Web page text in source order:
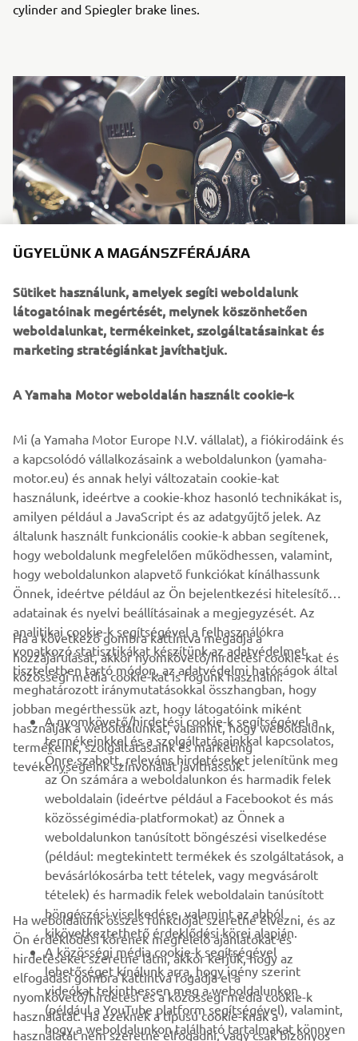
cylinder and Spiegler brake lines.
An RSD cable clutch perch and Barnett custom clutch cable
keep the gears in check and RSD Nostalgia handlebar
give the rider total control. An Öhlins front fork cartridge
The stunning look of the ‘Faster Wasp’ is perfectly
detailed with a custom leather seat by Bitchin Seat Co.,
that amazing yellow and black colour scheme by Airtrix
and Cerakote by Specialized Coatings.
For more information, please visitrolandsands.com
VÁLLALATI
B2B
TÖBB YAMAHA
TÁMOGATÁS
HÍRLEVÉL
Legyél az elsők között, aki a legújabb ajánlatokról, különleges
eseményekről, újdonságokról stb. értesül.
ELŐFIZETÉS
Olvassa el Adatvédelmi szabályzatunkat, hogy megtudja, hogyan
ÜGYELÜNK A MAGÁNSZFÉRÁJÁRA
Sütiket használunk, amelyek segíti weboldalunk
látogatóinak megértését, melynek köszönhetően
weboldalunkat, termékeinket, szolgáltatásainkat és
marketing stratégiánkat javíthatjuk.
A Yamaha Motor weboldalán használt cookie-k
Mi (a Yamaha Motor Europe N.V. vállalat), a fiókirodáink és
a kapcsolódó vállalkozásaink a weboldalunkon (yamaha-
motor.eu) és annak helyi változatain cookie-kat
használunk, ideértve a cookie-khoz hasonló technikákat is,
amilyen például a JavaScript és az adatgyűjtő jelek. Az
általunk használt funkcionális cookie-k abban segítenek,
hogy weboldalunk megfelelően működhessen, valamint,
hogy weboldalunkon alapvető funkciókat kínálhassunk
Önnek, ideértve például az Ön bejelentkezési hitelesítő
adatainak és nyelvi beállításainak a megjegyzését. Az
analitikai cookie-k segítségével a felhasználókra
vonatkozó statisztikákat készítünk az adatvédelmet
tiszteletben tartó módon, az adatvédelmi hatóságok által
meghatározott iránymutatásokkal összhangban, hogy
jobban megérthessük azt, hogy látogatóink miként
használják a weboldalunkat, valamint, hogy weboldalunk,
termékeink, szolgáltatásaink és marketing
tevékenységeink színvonalát javíthassuk.
Ha a következő gombra kattintva megadja a
hozzájárulását, akkor nyomkövető/hirdetési cookie-kat és
közösségi média cookie-kat is fogunk használni:
A nyomkövető/hirdetési cookie-k segítségével a
termékeinkkel és a szolgáltatásainkkal kapcsolatos,
Önre szabott, releváns hirdetéseket jelenítünk meg
az Ön számára a weboldalunkon és harmadik felek
weboldalain (ideértve például a Facebookot és más
közösségimédia-platformokat) az Önnek a
weboldalunkon tanúsított böngészési viselkedése
(például: megtekintett termékek és szolgáltatások, a
bevásárlókosárba tett tételek, vagy megvásárolt
tételek) és harmadik felek weboldalain tanúsított
böngészési viselkedése, valamint az abból
kikövetkeztethető érdeklődési körei alapján.
A közösségi média cookie-k segítségével
lehetőséget kínálunk arra, hogy igény szerint
videókat tekinthessen meg a weboldalunkon
(például a YouTube platform segítségével), valamint,
hogy a weboldalunkon található tartalmakat könnyen
Ha weboldalunk összes funkcióját szeretné élvezni, és az
Ön érdeklődési körének megfelelő ajánlatokat és
hirdetéseket szeretne látni, akkor kérjük, hogy az
elfogadási gombra kattintva fogadja el a
nyomkövető/hirdetési és a közösségi média cookie-k
használatát. Ha ezeknek a típusú cookie-knak a
használatát nem szeretné elfogadni, vagy csak bizonyos